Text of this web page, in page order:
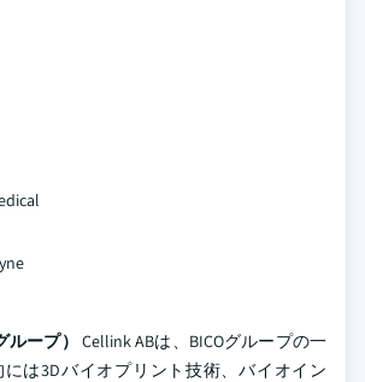
ループ）
Cellink ABは、BICOグループの一
は3Dバイオプリント技術、バイオイン